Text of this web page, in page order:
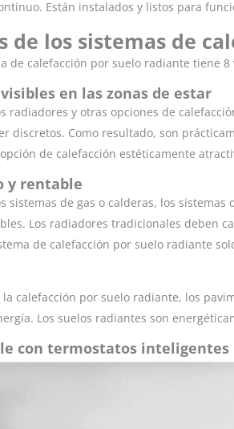
Están instalados y listos para
de los sistemas de
de calefacción por suelo radiante tiene
en las zonas de estar
radiadores y otras opciones de
discretos. Como resultado, son
de calefacción estéticamente
y rentable
sistemas de gas o calderas, los sistemas
Los radiadores tradicionales deben
de calefacción por suelo radiante
la calefacción por suelo radiante, los
Los suelos radiantes son
con termostatos inteligentes